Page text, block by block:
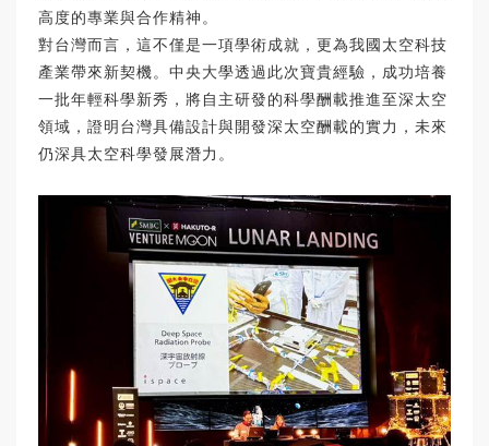
高度的專業與合作精神。
對台灣而言，這不僅是一項學術成就，更為我國太空科技
產業帶來新契機。中央大學透過此次寶貴經驗，成功培養
一批年輕科學新秀，將自主研發的科學酬載推進至深太空
領域，證明台灣具備設計與開發深太空酬載的實力，未來
仍深具太空科學發展潛力。